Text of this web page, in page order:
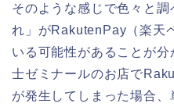
そのような感じで色々と
れ」がRakutenPay（楽天
いる可能性があることが
士ゼミナールのお店で
が発生してしまった場合